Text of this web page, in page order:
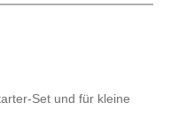
Set und für kleine